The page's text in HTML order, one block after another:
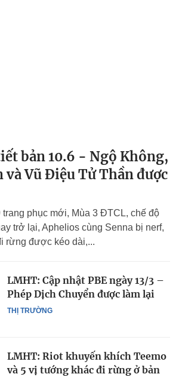
bản 10.6 - Ngộ Không,
và Vũ Điệu Tử Thần được
trang phục mới, Mùa 3 ĐTCL, chế độ
trở lại, Aphelios cùng Senna bị nerf,
rừng được kéo dài,...
THỊ TRƯỜNG
LMHT: Cập nhật PBE ngày 13/3 –
Phép Dịch Chuyển được làm lại
LMHT: Riot khuyến khích Teemo
và 5 vị tướng khác đi rừng ở bản